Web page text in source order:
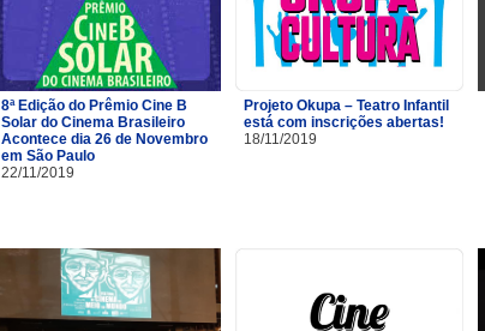
8ª Edição do Prêmio Cine B
Solar do Cinema Brasileiro
Acontece dia 26 de Novembro
em São Paulo
22/11/2019
Projeto Okupa – Teatro Infantil
está com inscrições abertas!
18/11/2019